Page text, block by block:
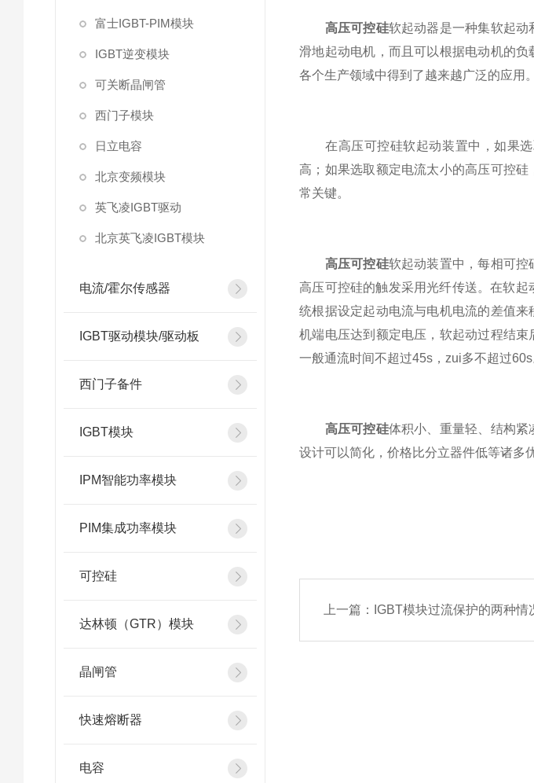
富士IGBT-PIM模块
IGBT逆变模块
可关断晶闸管
西门子模块
日立电容
北京变频模块
英飞凌IGBT驱动
北京英飞凌IGBT模块
电流/霍尔传感器
IGBT驱动模块/驱动板
西门子备件
IGBT模块
IPM智能功率模块
PIM集成功率模块
可控硅
达林顿（GTR）模块
晶闸管
快速熔断器
电容
高压可控硅软起动器是一种集软起
滑地起动电机，而且可以根据电动机的
各个生产领域中得到了越来越广泛的应用。
在高压可控硅软起动装置中，如果选
高；如果选取额定电流太小的高压可控
常关键。
高压可控硅软起动装置中，每相可控
高压可控硅的触发采用光纤传送。在软
统根据设定起动电流与电机电流的差值
机端电压达到额定电压，软起动过程结
一般通流时间不超过45s，zui多不超过60s
高压可控硅体积小、重量轻、结构
设计可以简化，价格比分立器件低等诸多
上一篇： IGBT模块过流保护的两种情